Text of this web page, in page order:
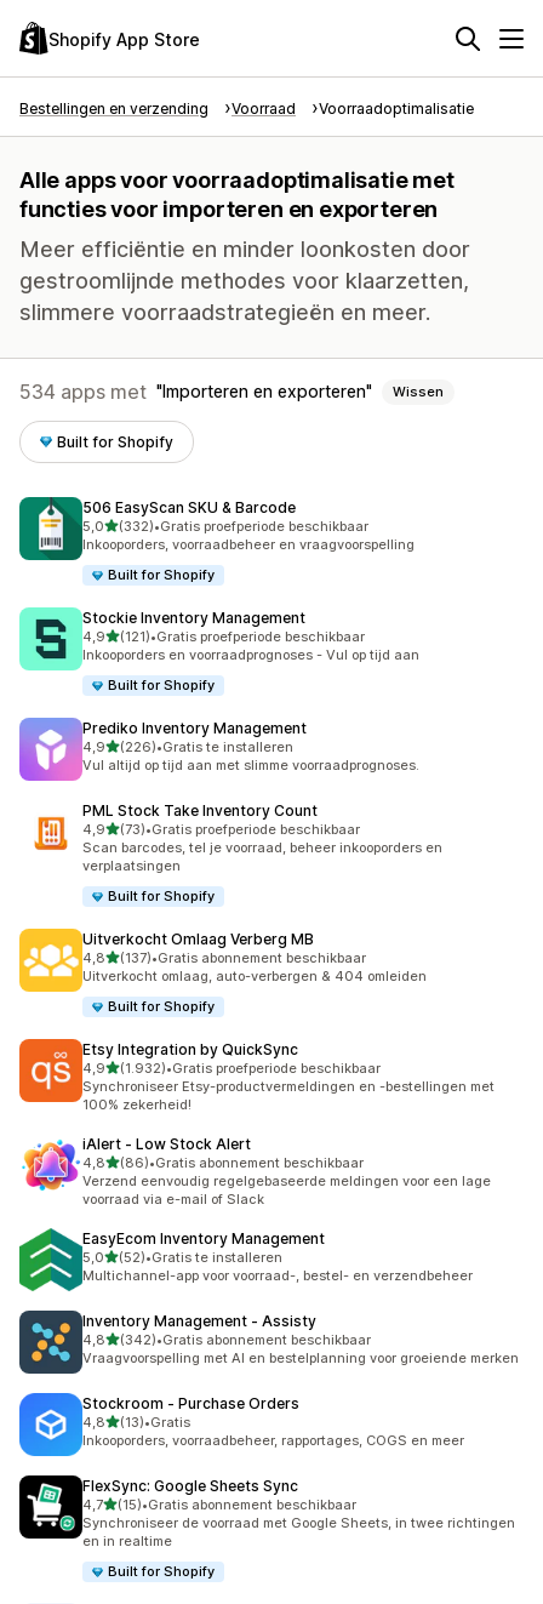
Shopify App Store
Bestellingen en verzending Voorraad Voorraadoptimalisatie
Alle apps voor voorraadoptimalisatie met
functies voor importeren en exporteren
Meer efficiëntie en minder loonkosten door
gestroomlijnde methodes voor klaarzetten,
slimmere voorraadstrategieën en meer.
534 apps met Importeren en exporteren Wissen
Built for Shopify
506 EasyScan SKU & Barcode
5,0van 5 sterren
(332)
332 recensies in totaal
•Gratis proefperiode beschikbaar
Inkooporders, voorraadbeheer en vraagvoorspelling
Built for Shopify
Stockie Inventory Management
4,9van 5 sterren
(121)
121 recensies in totaal
•Gratis proefperiode beschikbaar
Inkooporders en voorraadprognoses - Vul op tijd aan
Built for Shopify
Prediko Inventory Management
4,9van 5 sterren
(226)
226 recensies in totaal
•Gratis te installeren
Vul altijd op tijd aan met slimme voorraadprognoses.
PML Stock Take Inventory Count
4,9van 5 sterren
(73)
73 recensies in totaal
•Gratis proefperiode beschikbaar
Scan barcodes, tel je voorraad, beheer inkooporders en
verplaatsingen
Built for Shopify
Uitverkocht Omlaag Verberg MB
4,8van 5 sterren
(137)
137 recensies in totaal
•Gratis abonnement beschikbaar
Uitverkocht omlaag, auto-verbergen & 404 omleiden
Built for Shopify
Etsy Integration by QuickSync
4,9van 5 sterren
(1.932)
1932 recensies in totaal
•Gratis proefperiode beschikbaar
Synchroniseer Etsy-productvermeldingen en -bestellingen met
100% zekerheid!
iAlert ‑ Low Stock Alert
4,8van 5 sterren
(86)
86 recensies in totaal
•Gratis abonnement beschikbaar
Verzend eenvoudig regelgebaseerde meldingen voor een lage
voorraad via e-mail of Slack
EasyEcom Inventory Management
5,0van 5 sterren
(52)
52 recensies in totaal
•Gratis te installeren
Multichannel-app voor voorraad-, bestel- en verzendbeheer
Inventory Management ‑ Assisty
4,8van 5 sterren
(342)
342 recensies in totaal
•Gratis abonnement beschikbaar
Vraagvoorspelling met AI en bestelplanning voor groeiende merken
Stockroom ‑ Purchase Orders
4,8van 5 sterren
(13)
13 recensies in totaal
•Gratis
Inkooporders, voorraadbeheer, rapportages, COGS en meer
FlexSync: Google Sheets Sync
4,7van 5 sterren
(15)
15 recensies in totaal
•Gratis abonnement beschikbaar
Synchroniseer de voorraad met Google Sheets, in twee richtingen
en in realtime
Built for Shopify